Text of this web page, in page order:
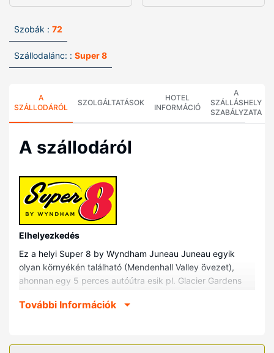
Szobák : 72
Szállodalánc: : Super 8
A
SZÁLLODÁRÓL
SZOLGÁLTATÁSOK
HOTEL
INFORMÁCIÓ
A
SZÁLLÁSHELY
SZABÁLYZATA
A szállodáról
Elhelyezkedés
Ez a helyi Super 8 by Wyndham Juneau Juneau egyik
olyan környékén található (Mendenhall Valley övezet),
ahonnan egy 5 perces autóútra esik pl. Glacier Gardens
motel kb. 4,1 km-re található Alaska Powder Descents, ill.
További Információk